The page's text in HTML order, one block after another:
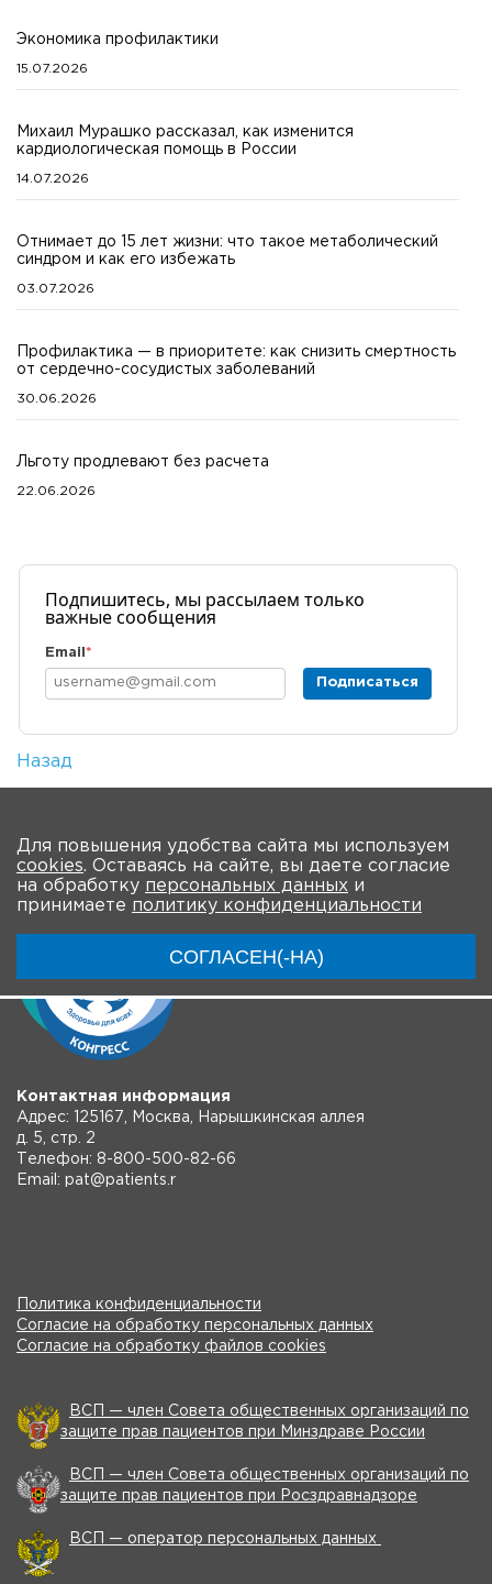
Экономика профилактики
15.07.2026
Михаил Мурашко рассказал, как изменится
кардиологическая помощь в России
14.07.2026
Отнимает до 15 лет жизни: что такое метаболический
синдром и как его избежать
03.07.2026
Профилактика — в приоритете: как снизить смертность
от сердечно-сосудистых заболеваний
30.06.2026
Льготу продлевают без расчета
22.06.2026
Подпишитесь, мы рассылаем только
важные сообщения
Email *
Подписаться
Назад
Для повышения удобства сайта мы используем
cookies. Оставаясь на сайте, вы даете согласие
на обработку персональных данных и
принимаете политику конфиденциальности
СОГЛАСЕН(-НА)
Контактная информация
Адрес: 125167, Москва, Нарышкинская аллея
д. 5, стр. 2
Телефон: 8-800-500-82-66
Email: pat@patients.r
Политика конфиденциальности
Согласие на обработку персональных данных
Согласие на обработку файлов cookies
ВСП — член Совета общественных организаций по
защите прав пациентов при Минздраве России
ВСП — член Совета общественных организаций по
защите прав пациентов при Росздравнадзоре
ВСП — оператор персональных данных